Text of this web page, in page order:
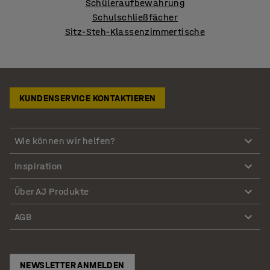
Schüleraufbewahrung
Schulschließfächer
Sitz-Steh-Klassenzimmertische
KUNDENSERVICE KONTAKTIEREN
Wie können wir helfen?
Inspiration
Über AJ Produkte
AGB
NEWSLETTER ANMELDEN